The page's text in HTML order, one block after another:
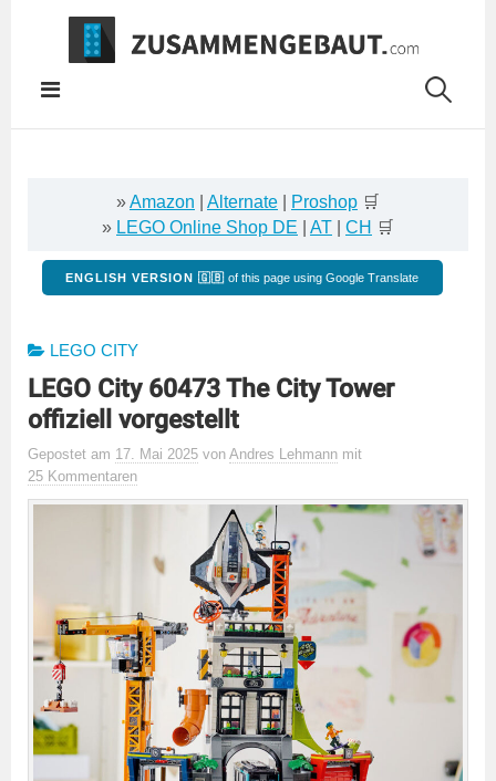
Springe
Inhalt
»Amazon Alternate Proshop 🛒
» LEGO Online Shop DE AT CH 🛒
ENGLISH VERSION 🇬🇧 of this page using Google Translate
LEGO CITY
LEGO City 60473 The City Tower
offiziell vorgestellt
Gepostet am 17. Mai 2025 von Andres Lehmann mit
25 Kommentaren